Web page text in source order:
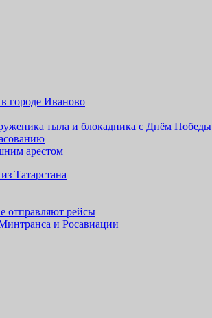
городе Иваново
тыла и блокадника с Днём Победы
арестом
Татарстана
отправляют рейсы
и Росавиации